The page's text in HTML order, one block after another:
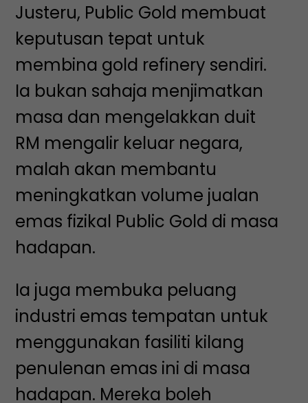
Justeru, Public Gold membuat
keputusan tepat untuk
membina gold refinery sendiri.
Ia bukan sahaja menjimatkan
masa dan mengelakkan duit
RM mengalir keluar negara,
malah akan membantu
meningkatkan volume jualan
emas fizikal Public Gold di masa
hadapan.
Ia juga membuka peluang
industri emas tempatan untuk
menggunakan fasiliti kilang
penulenan emas ini di masa
hadapan. Mereka boleh